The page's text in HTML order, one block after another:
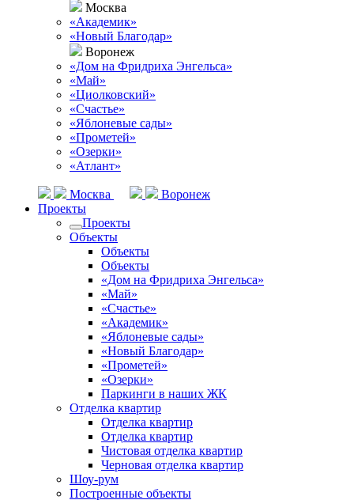
Москва
«Академик»
«Новый Благодар»
Воронеж
«Дом на Фридриха Энгельса»
«Май»
«Циолковский»
«Счастье»
«Яблоневые сады»
«Прометей»
«Озерки»
«Атлант»
Москва
Воронеж
Проекты
Проекты
Объекты
Объекты
Объекты
«Дом на Фридриха Энгельса»
«Май»
«Счастье»
«Академик»
«Яблоневые сады»
«Новый Благодар»
«Прометей»
«Озерки»
Паркинги в наших ЖК
Отделка квартир
Отделка квартир
Отделка квартир
Чистовая отделка квартир
Черновая отделка квартир
Шоу-рум
Построенные объекты